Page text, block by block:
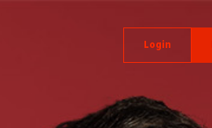
Login